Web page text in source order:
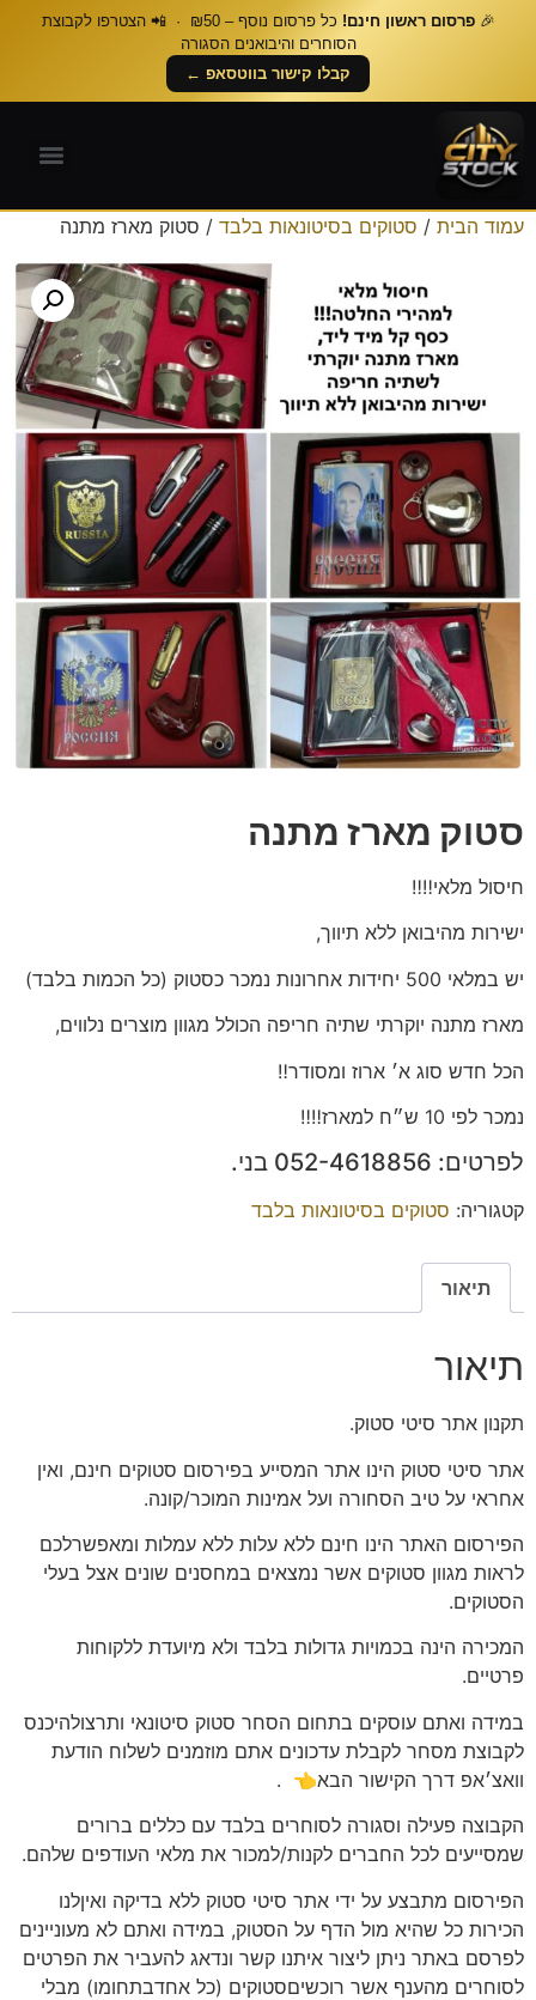
🎉פרסום ראשון חינם!
כל פרסום נוסף – ₪50 · 📲 הצטרפו לקבוצת
הסוחרים והיבואנים הסגורה
קבלו קישור בווטסאפ ←
עמוד הבית / סטוקים בסיטונאות בלבד / סטוק מארז מתנה
סטוק מארז מתנה
חיסול מלאי‼️‼️
ישירות מהיבואן ללא תיווך,
יש במלאי 500 יחידות אחרונות נמכר כסטוק (כל הכמות בלבד)
מארז מתנה יוקרתי שתיה חריפה הכולל מגוון מוצרים נלווים,
הכל חדש סוג א׳ ארוז ומסודר‼️
נמכר לפי 10 ש״ח למארז‼️‼️
לפרטים: ‭052-4618856‬ בני.
קטגוריה: סטוקים בסיטונאות בלבד
תיאור
תיאור
תקנון אתר סיטי סטוק.
אתר סיטי סטוק הינו אתר המסייע בפירסום סטוקים חינם, ואין
אחראי על טיב הסחורה ועל אמינות המוכר/קונה.
הפירסום האתר הינו חינם ללא עלות ללא עמלות ומאפשרלכם
לראות מגוון סטוקים אשר נמצאים במחסנים שונים אצל בעלי
הסטוקים.
המכירה הינה בכמויות גדולות בלבד ולא מיועדת ללקוחות
פרטיים.
במידה ואתם עוסקים בתחום הסחר סטוק סיטונאי ותרצולהיכנס
לקבוצת מסחר לקבלת עדכונים אתם מוזמנים לשלוח הודעת
וואצ׳אפ דרך הקישור הבא👈 .
הקבוצה פעילה וסגורה לסוחרים בלבד עם כללים ברורים
שמסייעים לכל החברים לקנות/למכור את מלאי העודפים שלהם.
הפירסום מתבצע על ידי אתר סיטי סטוק ללא בדיקה ואיןלנו
הכירות כל שהיא מול הדף על הסטוק, במידה ואתם לא מעוניינים
לפרסם באתר ניתן ליצור איתנו קשר ונדאג להעביר את הפרטים
לסוחרים מהענף אשר רוכשיםסטוקים (כל אחדבתחומו) מבלי